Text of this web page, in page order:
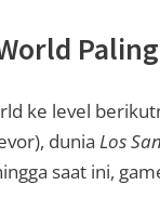
ke level
dunia Los
saat ini,